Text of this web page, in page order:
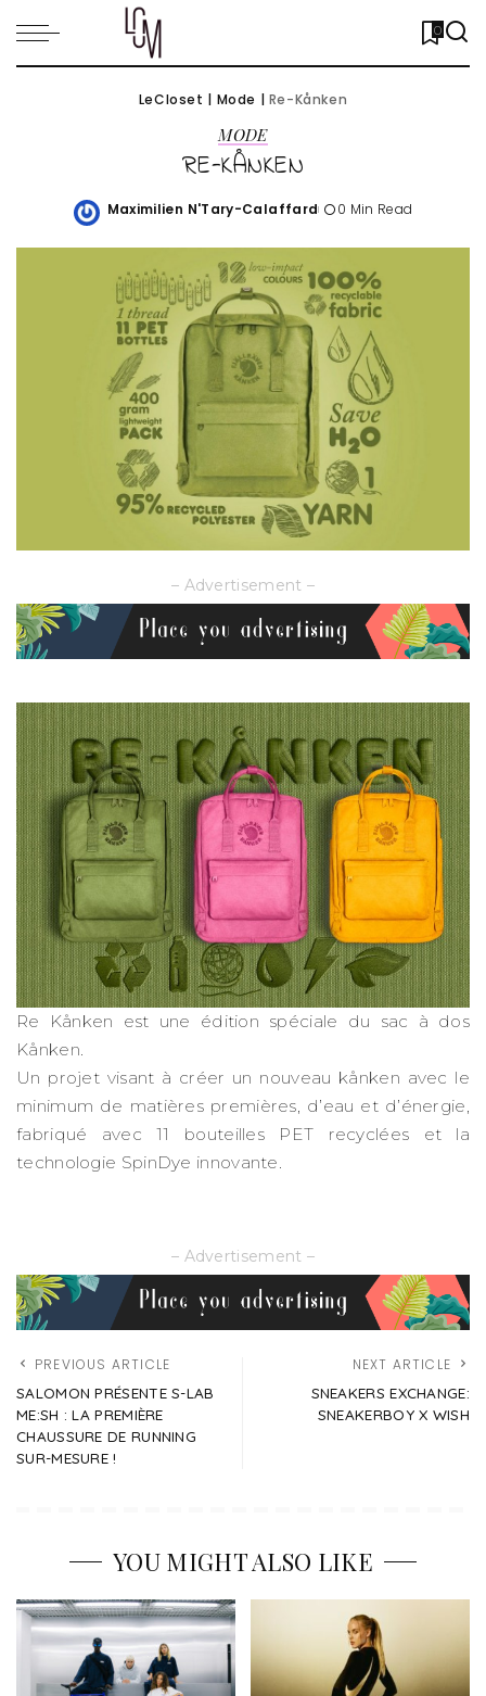
0
LeCloset | Mode | Re-Kånken
MODE
RE-KÅNKEN
Posted
Maximilien N'Tary-Calaffard 0 Min Read
– Advertisement –
Re Kånken est une édition spéciale du sac à dos
Kånken.
Un projet visant à créer un nouveau kånken avec le
minimum de matières premières, d’eau et d’énergie,
fabriqué avec 11 bouteilles PET recyclées et la
technologie SpinDye innovante.
– Advertisement –
PREVIOUS ARTICLE
SALOMON PRÉSENTE S-LAB
ME:SH : LA PREMIÈRE
CHAUSSURE DE RUNNING
SUR-MESURE !
NEXT ARTICLE
SNEAKERS EXCHANGE:
SNEAKERBOY X WISH
YOU MIGHT ALSO LIKE